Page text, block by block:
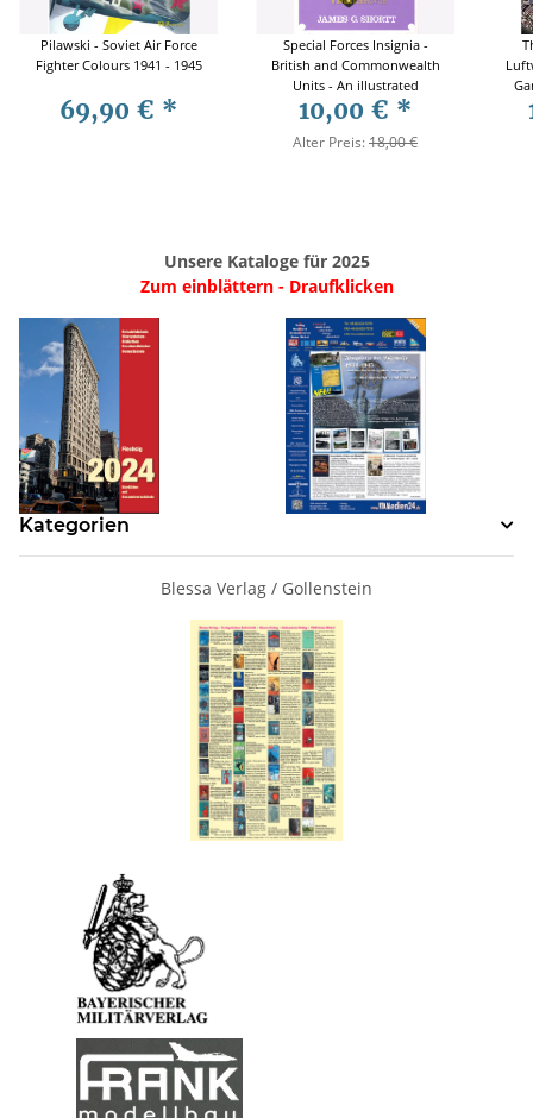
Pilawski - Soviet Air Force
Fighter Colours 1941 - 1945
69,90 € *
Special Forces Insignia -
British and Commonwealth
Units - An illustrated
Reference Guide for
Collectors
10,00 € *
Alter Preis:18,00 €
Unsere Kataloge für 2025
Zum einblättern - Draufklicken
Kategorien
Blessa Verlag / Gollenstein